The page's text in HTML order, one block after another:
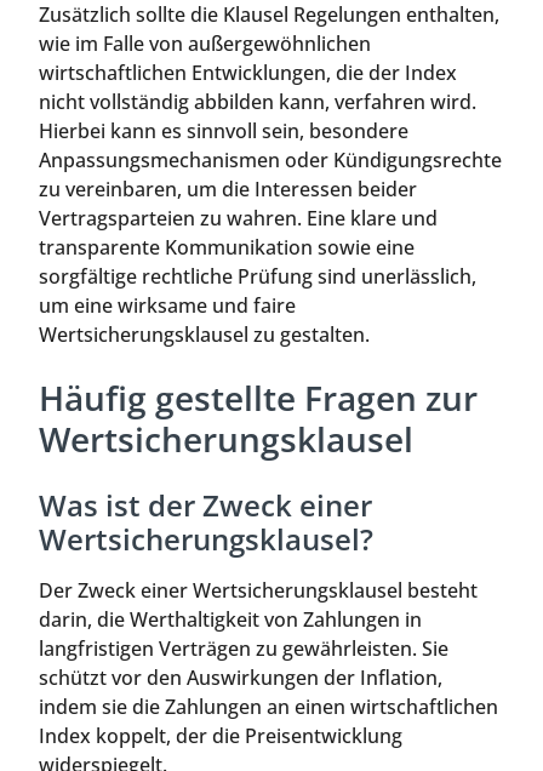
Zusätzlich sollte die Klausel Regelungen enthalten,
wie im Falle von außergewöhnlichen
wirtschaftlichen Entwicklungen, die der Index
nicht vollständig abbilden kann, verfahren wird.
Hierbei kann es sinnvoll sein, besondere
Anpassungsmechanismen oder Kündigungsrechte
zu vereinbaren, um die Interessen beider
Vertragsparteien zu wahren. Eine klare und
transparente Kommunikation sowie eine
sorgfältige rechtliche Prüfung sind unerlässlich,
um eine wirksame und faire
Wertsicherungsklausel zu gestalten.
Häufig gestellte Fragen zur
Wertsicherungsklausel
Was ist der Zweck einer
Wertsicherungsklausel?
Der Zweck einer Wertsicherungsklausel besteht
darin, die Werthaltigkeit von Zahlungen in
langfristigen Verträgen zu gewährleisten. Sie
schützt vor den Auswirkungen der Inflation,
indem sie die Zahlungen an einen wirtschaftlichen
Index koppelt, der die Preisentwicklung
widerspiegelt.